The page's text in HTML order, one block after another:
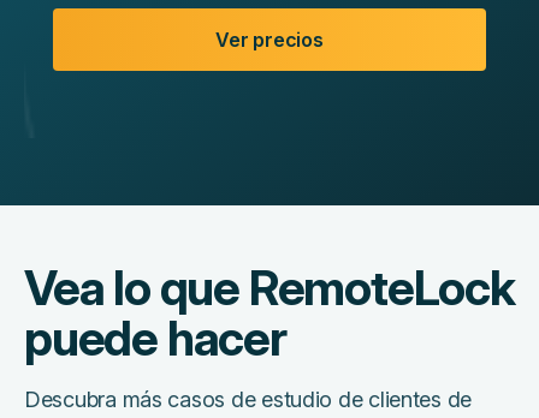
Ver precios
Vea lo que RemoteLock
puede hacer
Descubra más casos de estudio de clientes de